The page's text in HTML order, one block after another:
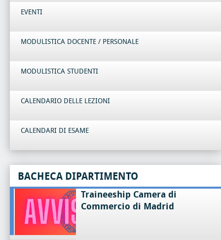
EVENTI
MODULISTICA DOCENTE / PERSONALE
MODULISTICA STUDENTI
CALENDARIO DELLE LEZIONI
CALENDARI DI ESAME
BACHECA DIPARTIMENTO
Traineeship Camera di
Commercio di Madrid